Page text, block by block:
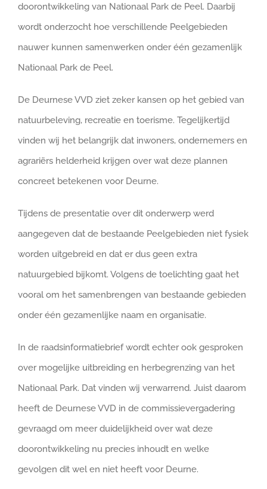
doorontwikkeling van Nationaal Park de Peel. Daarbij
wordt onderzocht hoe verschillende Peelgebieden
nauwer kunnen samenwerken onder één gezamenlijk
Nationaal Park de Peel.
De Deurnese VVD ziet zeker kansen op het gebied van
natuurbeleving, recreatie en toerisme. Tegelijkertijd
vinden wij het belangrijk dat inwoners, ondernemers en
agrariërs helderheid krijgen over wat deze plannen
concreet betekenen voor Deurne.
Tijdens de presentatie over dit onderwerp werd
aangegeven dat de bestaande Peelgebieden niet fysiek
worden uitgebreid en dat er dus geen extra
natuurgebied bijkomt. Volgens de toelichting gaat het
vooral om het samenbrengen van bestaande gebieden
onder één gezamenlijke naam en organisatie.
In de raadsinformatiebrief wordt echter ook gesproken
over mogelijke uitbreiding en herbegrenzing van het
Nationaal Park. Dat vinden wij verwarrend. Juist daarom
heeft de Deurnese VVD in de commissievergadering
gevraagd om meer duidelijkheid over wat deze
doorontwikkeling nu precies inhoudt en welke
gevolgen dit wel en niet heeft voor Deurne.